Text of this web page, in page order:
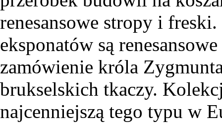
renesansowe stropy i
eksponatów są
zamówienie króla
brukselskich tkaczy.
najcenniejszą tego typu w